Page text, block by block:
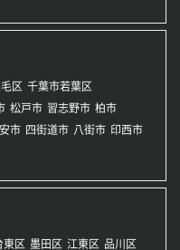
区 千葉市若葉区
松戸市 習志野市 柏市
市 四街道市 八街市 印西市
東区 墨田区 江東区 品川区